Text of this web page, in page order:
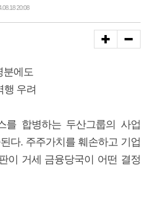
20:08
분에도
행 우려
를 합병하는 두산그룹의 사업
다. 주주가치를 훼손하고 기업
이 거세 금융당국이 어떤 결정